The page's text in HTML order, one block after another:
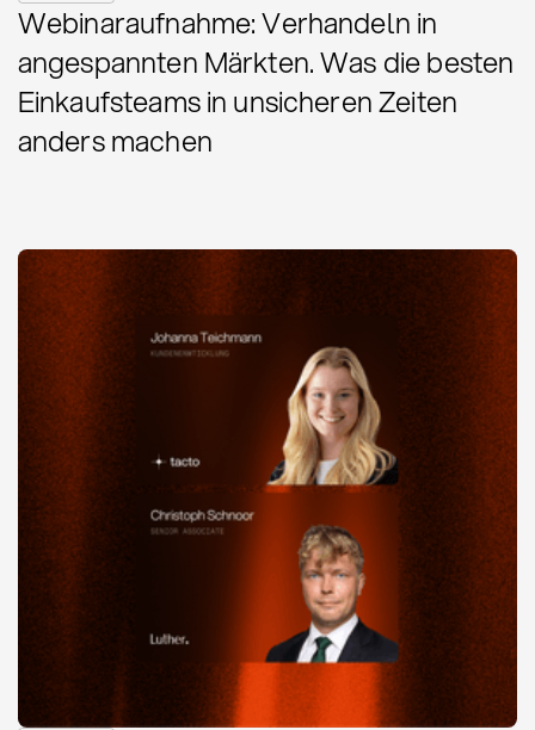
Webinaraufnahme: Verhandeln in
angespannten Märkten. Was die besten
Einkaufsteams in unsicheren Zeiten
anders machen